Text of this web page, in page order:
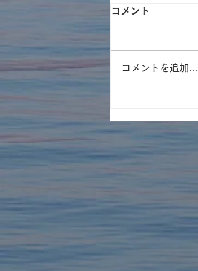
8月の開館日
コメント
コメントを追加…